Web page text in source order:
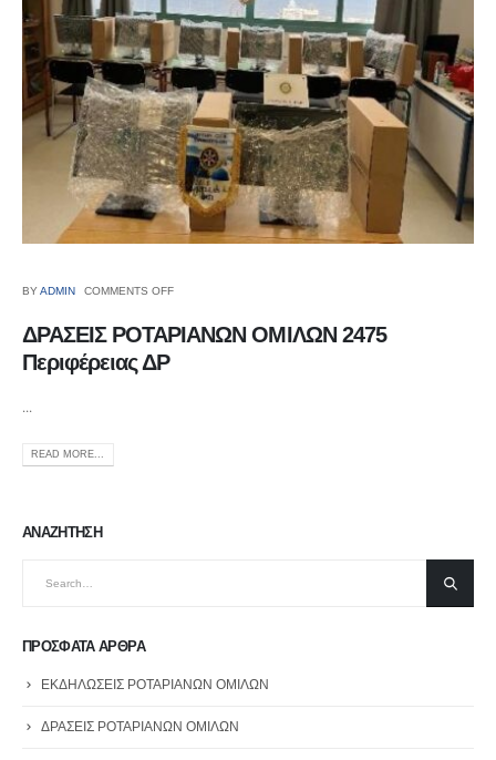
BYADMIN COMMENTS OFF
ΔΡΑΣΕΙΣ ΡΟΤΑΡΙΑΝΩΝ ΟΜΙΛΩΝ 2475
Περιφέρειας ΔΡ
...
READ MORE...
ΑΝΑΖΗΤΗΣΗ
ΠΡΟΣΦΑΤΑ ΑΡΘΡΑ
ΕΚΔΗΛΩΣΕΙΣ ΡΟΤΑΡΙΑΝΩΝ ΟΜΙΛΩΝ
ΔΡΑΣΕΙΣ ΡΟΤΑΡΙΑΝΩΝ ΟΜΙΛΩΝ